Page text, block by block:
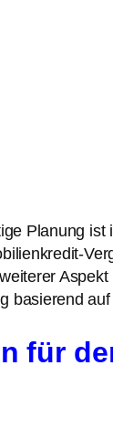
Planung
basierend
für